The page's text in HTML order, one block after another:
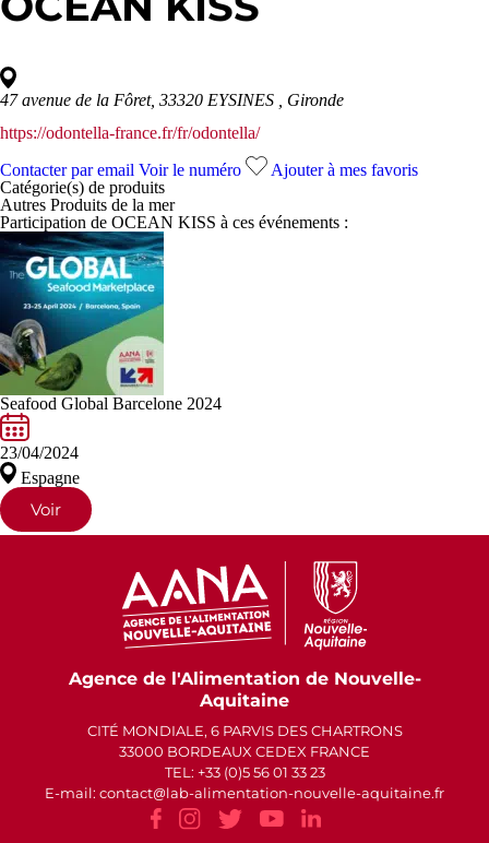
47 avenue de la Fôret, 33320 EYSINES
, Gironde
https://odontella-france.fr/fr/odontella/
Contacter par email Voir le numéro
Ajouter à mes favoris
Catégorie(s) de produits
Autres Produits de la mer
Participation de OCEAN KISS à ces événements :
Seafood Global Barcelone 2024
23/04/2024
Espagne
Voir
Agence de l'Alimentation de Nouvelle-
Aquitaine
CITÉ MONDIALE, 6 PARVIS DES CHARTRONS
33000 BORDEAUX CEDEX FRANCE
TEL: +33 (0)5 56 01 33 23
E-mail: contact
lab-alimentation-nouvelle-aquitaine.fr